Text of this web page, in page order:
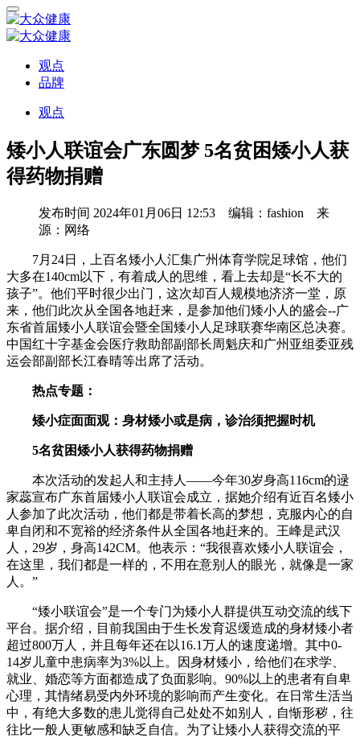
观点
品牌
观点
矮小人联谊会广东圆梦 5名贫困矮小人获
得药物捐赠
发布时间 2024年01月06日 12:53 编辑：fashion 来
源：网络
7月24日，上百名矮小人汇集广州体育学院足球馆，他们
大多在140cm以下，有着成人的思维，看上去却是“长不大的
孩子”。他们平时很少出门，这次却百人规模地济济一堂，原
来，他们此次从全国各地赶来，是参加他们矮小人的盛会--广
东省首届矮小人联谊会暨全国矮小人足球联赛华南区总决赛。
中国红十字基金会医疗救助部副部长周魁庆和广州亚组委亚残
运会部副部长江春晴等出席了活动。
热点专题：
矮小症面面观：身材矮小或是病，诊治须把握时机
5名贫困矮小人获得药物捐赠
本次活动的发起人和主持人——今年30岁身高116cm的逯
家蕊宣布广东首届矮小人联谊会成立，据她介绍有近百名矮小
人参加了此次活动，他们都是带着长高的梦想，克服内心的自
卑自闭和不宽裕的经济条件从全国各地赶来的。王峰是武汉
人，29岁，身高142CM。他表示：“我很喜欢矮小人联谊会，
在这里，我们都是一样的，不用在意别人的眼光，就像是一家
人。”
“矮小联谊会”是一个专门为矮小人群提供互动交流的线下
平台。据介绍，目前我国由于生长发育迟缓造成的身材矮小者
超过800万人，并且每年还在以16.1万人的速度递增。其中0-
14岁儿童中患病率为3%以上。因身材矮小，给他们在求学、
就业、婚恋等方面都造成了负面影响。90%以上的患者有自卑
心理，其情绪易受内外环境的影响而产生变化。在日常生活当
中，有绝大多数的患儿觉得自己处处不如别人，自惭形秽，往
往比一般人更敏感和缺乏自信。为了让矮小人获得交流的平